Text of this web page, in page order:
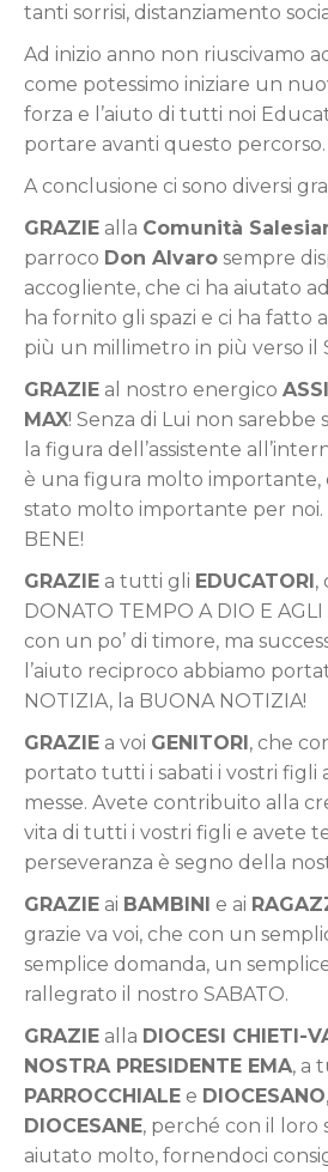
tanti sorrisi, distanziamento
Ad inizio anno non riuscivamo
come potessimo iniziare un
forza e l’aiuto di tutti noi
portare avanti questo percorso.
A conclusione ci sono diversi
GRAZIE alla Comunità
parroco Don Alvaro sempre
accogliente, che ci ha aiutato
ha fornito gli spazi e ci ha fatto
più un millimetro in più verso il
GRAZIE al nostro energico
MAX! Senza di Lui non sarebbe
la figura dell’assistente
è una figura molto importante,
stato molto importante per noi.
BENE!
GRAZIE a tutti gli EDUCATORI,
DONATO TEMPO A DIO E
con un po’ di timore, ma
l’aiuto reciproco abbiamo
NOTIZIA, la BUONA NOTIZIA!
GRAZIE a voi GENITORI, che
portato tutti i sabati i vostri figli
messe. Avete contribuito alla
vita di tutti i vostri figli e avete
perseveranza è segno della
GRAZIE ai BAMBINI e ai
grazie va voi, che con un
semplice domanda, un
rallegrato il nostro SABATO.
GRAZIE alla DIOCESI CHIETI-
NOSTRA PRESIDENTE EMA, a
PARROCCHIALE e DIOCESANO
DIOCESANE, perché con il loro
aiutato molto, fornendoci